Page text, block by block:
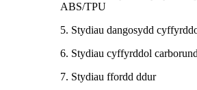
ABS/TPU
5. Stydiau dangosydd
6. Stydiau cyffyrddol
7. Stydiau ffordd ddur